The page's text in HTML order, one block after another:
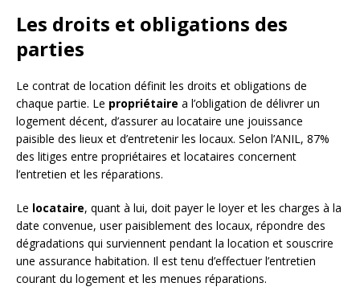
Les droits et obligations des
parties
Le contrat de location définit les droits et obligations de
chaque partie. Le propriétaire a l’obligation de délivrer un
logement décent, d’assurer au locataire une jouissance
paisible des lieux et d’entretenir les locaux. Selon l’ANIL, 87%
des litiges entre propriétaires et locataires concernent
l’entretien et les réparations.
Le locataire, quant à lui, doit payer le loyer et les charges à la
date convenue, user paisiblement des locaux, répondre des
dégradations qui surviennent pendant la location et souscrire
une assurance habitation. Il est tenu d’effectuer l’entretien
courant du logement et les menues réparations.